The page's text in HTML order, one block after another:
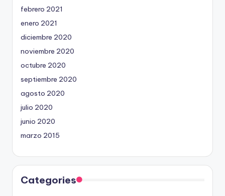
febrero 2021
enero 2021
diciembre 2020
noviembre 2020
octubre 2020
septiembre 2020
agosto 2020
julio 2020
junio 2020
marzo 2015
Categories